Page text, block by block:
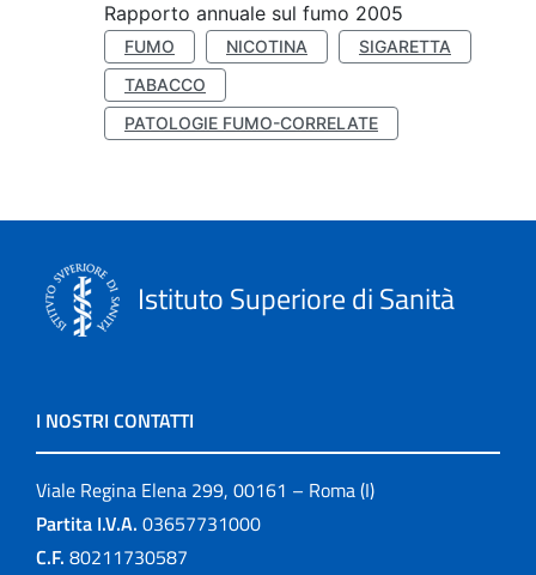
Rapporto annuale sul fumo 2005
FUMO NICOTINA
SIGARETTA
TABACCO
PATOLOGIE FUMO-CORRELATE
Istituto Superiore di Sanità
I NOSTRI CONTATTI
Viale Regina Elena 299, 00161 – Roma (I)
Partita I.V.A. 03657731000
C.F. 80211730587